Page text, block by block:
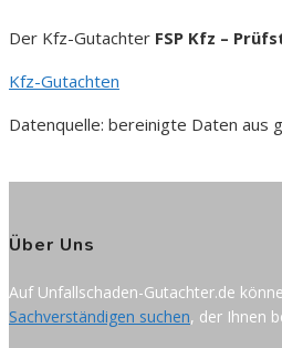
Der Kfz-Gutachter FSP Kfz –
Kfz-Gutachten
Datenquelle: bereinigte Daten aus
Über Uns
Auf Unfallschaden-Gutachter.de
Sachverständigen suchen, der Ihnen